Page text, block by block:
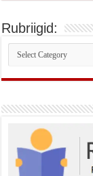
Rubriigid:
Rubriigid: